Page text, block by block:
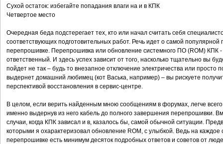
Сухой остаток: избегайте попадания влаги на и в КПК
Четвертое место
Очередная беда подстерегает тех, кто или начал считать себя
соответствующих подготовительных работ. Речь идет о самой
перепрошивке. Перепрошивка или обновление системного ПО (ROM) КПК -
ответственный. И здесь успех зависит от того, насколько тщательно вы
пойдет не так – будь то внезапное отключение электричества или просто
выдернет домашний любимец (кот Васька, например) – вы рискуете
перспективой восстановления в сервис-центре.
В целом, если верить найденным мною сообщениям в форумах, легче
именно выдернув из него кабель до полного завершения перепрошивки.
случаи, когда КПК зависал и в, казалось бы, самой обычной ситуации.
которыми я охарактеризовал обновление ROM, с улыбкой. Ведь на
перепрошивке есть минимум десяток подробных ответов и советов от